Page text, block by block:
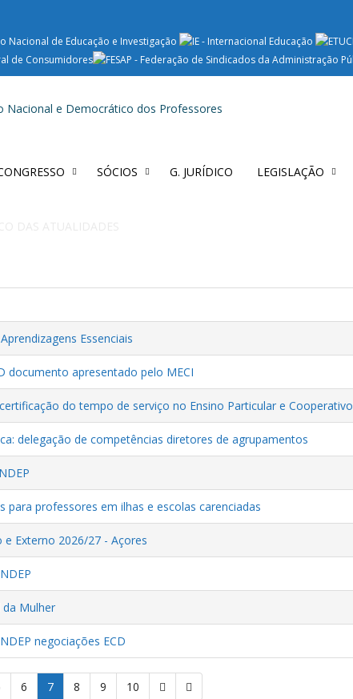
SÓCIOS G. JURÍDICO LEGISLAÇÃO
Essenciais
documento apresentado pelo MECI
do tempo de serviço no Ensino Particular e Cooperativo
delegação de competências diretores de agrupamentos
para professores em ilhas e escolas carenciadas
e Externo 2026/27 - Açores
Mulher
negociações ECD
6 7 8 9 10